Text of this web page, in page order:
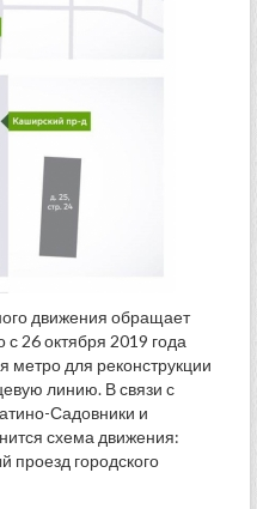
движения обращает
26 октября 2019 года
метро для реконструкции
линию. В связи с
Садовники и
схема движения:
проезд городского